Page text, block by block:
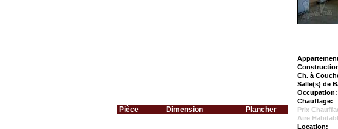
Pièce Dimension Plancher
Ch. à
Salle(s) de
Occupation:
Chauffage:
Prix
Aire
Location: